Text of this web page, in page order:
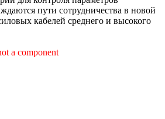
пути сотрудничества в новой
кабелей среднего и высокого
a component